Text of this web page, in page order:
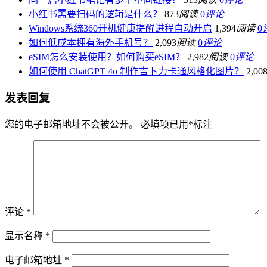
小红书需要扫码的逻辑是什么？
873阅读 0评论
Windows系统360开机健康提醒进程自动开启 1,394阅读 0
如何低成本拥有海外手机号？
2,093阅读 0评论
eSIM怎么安装使用？如何购买eSIM？
2,982阅读 0评论
如何使用 ChatGPT 4o 制作吉卜力卡通风格化图片？
2,008
发表回复
您的电子邮箱地址不会被公开。 必填项已用 *标注
评论 *
显示名称 *
电子邮箱地址 *